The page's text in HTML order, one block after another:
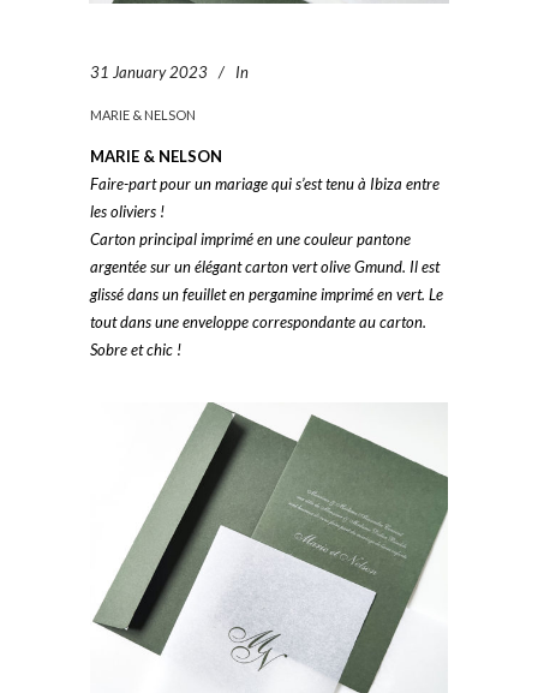
31 January 2023 In
MARIE & NELSON
MARIE & NELSON
Faire-part pour un mariage qui s’est tenu à Ibiza entre
les oliviers !
Carton principal imprimé en une couleur pantone
argentée sur un élégant carton vert olive Gmund. Il est
glissé dans un feuillet en pergamine imprimé en vert. Le
tout dans une enveloppe correspondante au carton.
Sobre et chic !